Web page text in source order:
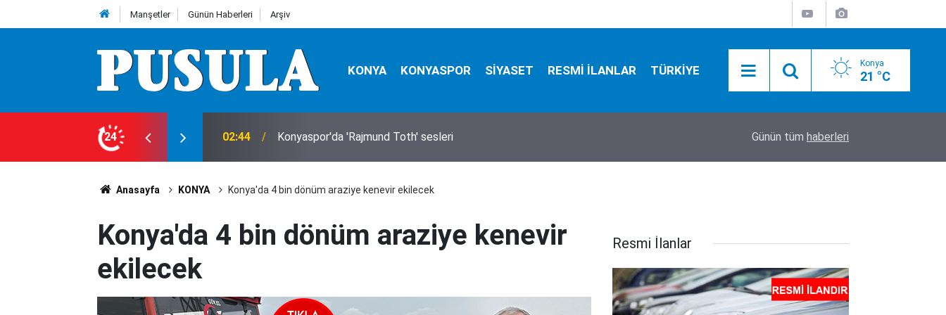
Manşetler Günün Haberleri Arşiv
KONYA KONYASPOR SİYASET RESMİ İLANLAR TÜRKİYE Konya
21 °C
24 00:00 Araç kiralama hizmeti alınacak Camide asılı halde bulundu
Günün tüm haberleri
Anasayfa KONYA Konya'da 4 bin dönüm araziye kenevir ekilecek
Konya'da 4 bin dönüm araziye kenevir
ekilecek
Resmi İlanlar